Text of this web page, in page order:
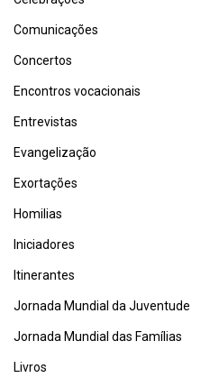
Comunicações
Concertos
Encontros vocacionais
Entrevistas
Evangelização
Exortações
Homilias
Iniciadores
Itinerantes
Jornada Mundial da Juventude
Jornada Mundial das Famílias
Livros